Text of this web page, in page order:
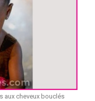
aux cheveux bouclés